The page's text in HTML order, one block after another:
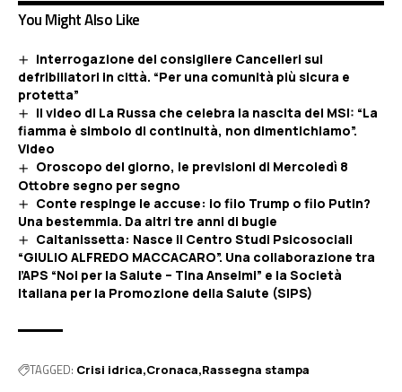
You Might Also Like
Interrogazione del consigliere Cancelleri sui
defribillatori in città. “Per una comunità più sicura e
protetta”
Il video di La Russa che celebra la nascita del MSI: “La
fiamma è simbolo di continuità, non dimentichiamo”.
Video
Oroscopo del giorno, le previsioni di Mercoledì 8
Ottobre segno per segno
Conte respinge le accuse: io filo Trump o filo Putin?
Una bestemmia. Da altri tre anni di bugie
Caltanissetta: Nasce il Centro Studi Psicosociali
“GIULIO ALFREDO MACCACARO”. Una collaborazione tra
l’APS “Noi per la Salute – Tina Anselmi” e la Società
Italiana per la Promozione della Salute (SIPS)
TAGGED: Crisi idrica Cronaca Rassegna stampa